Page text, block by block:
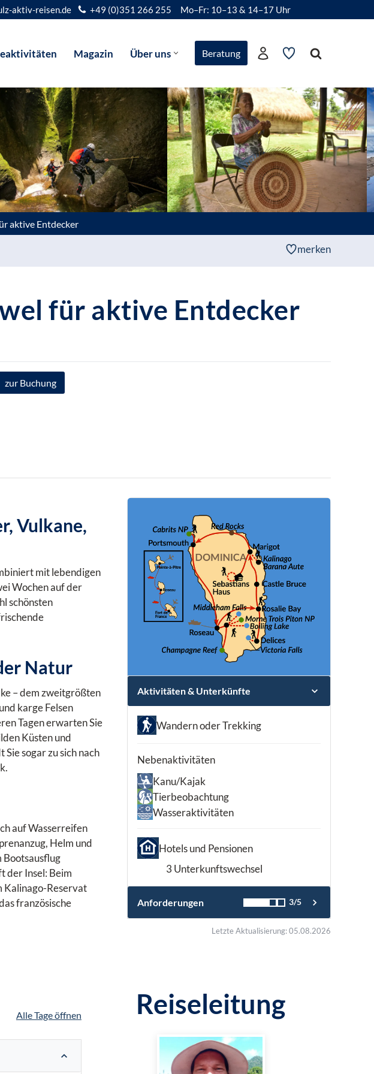
aktiv-reisen.de +49 (0)351 266 255 Mo–Fr: 10–13 & 14–17 Uhr
Magazin Über uns Beratung
aktive Entdecker
merken
für aktive Entdecker
zur Buchung
Vulkane,
mit lebendigen
Wochen auf der
schönsten
Natur
– dem zweitgrößten
karge Felsen
Tagen erwarten Sie
Küsten und
sogar zu sich nach
auf Wasserreifen
Helm und
Bootsausflug
der Insel: Beim
Kalinago-Reservat
französische
Aktivitäten & Unterkünfte
Wandern oder Trekking
Nebenaktivitäten
Kanu/Kajak
Tierbeobachtung
Wasseraktivitäten
Hotels und Pensionen
3 Unterkunftswechsel
Anforderungen 3/5
Letzte Aktualisierung: 05.08.2026
Alle Tage öffnen Reiseleitung